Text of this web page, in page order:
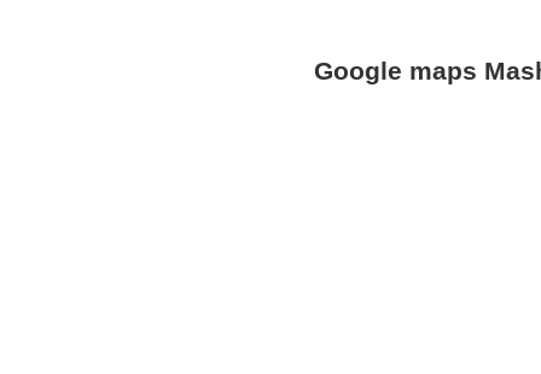
Google maps